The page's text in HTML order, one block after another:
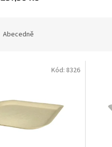
Abecedně
Kód: 8326